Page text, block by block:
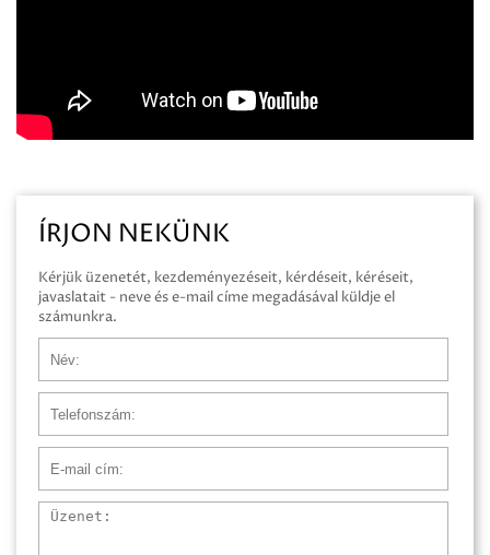
ÍRJON NEKÜNK
Kérjük üzenetét, kezdeményezéseit, kérdéseit, kéréseit,
javaslatait - neve és e-mail címe megadásával küldje el
számunkra.
Üzenet